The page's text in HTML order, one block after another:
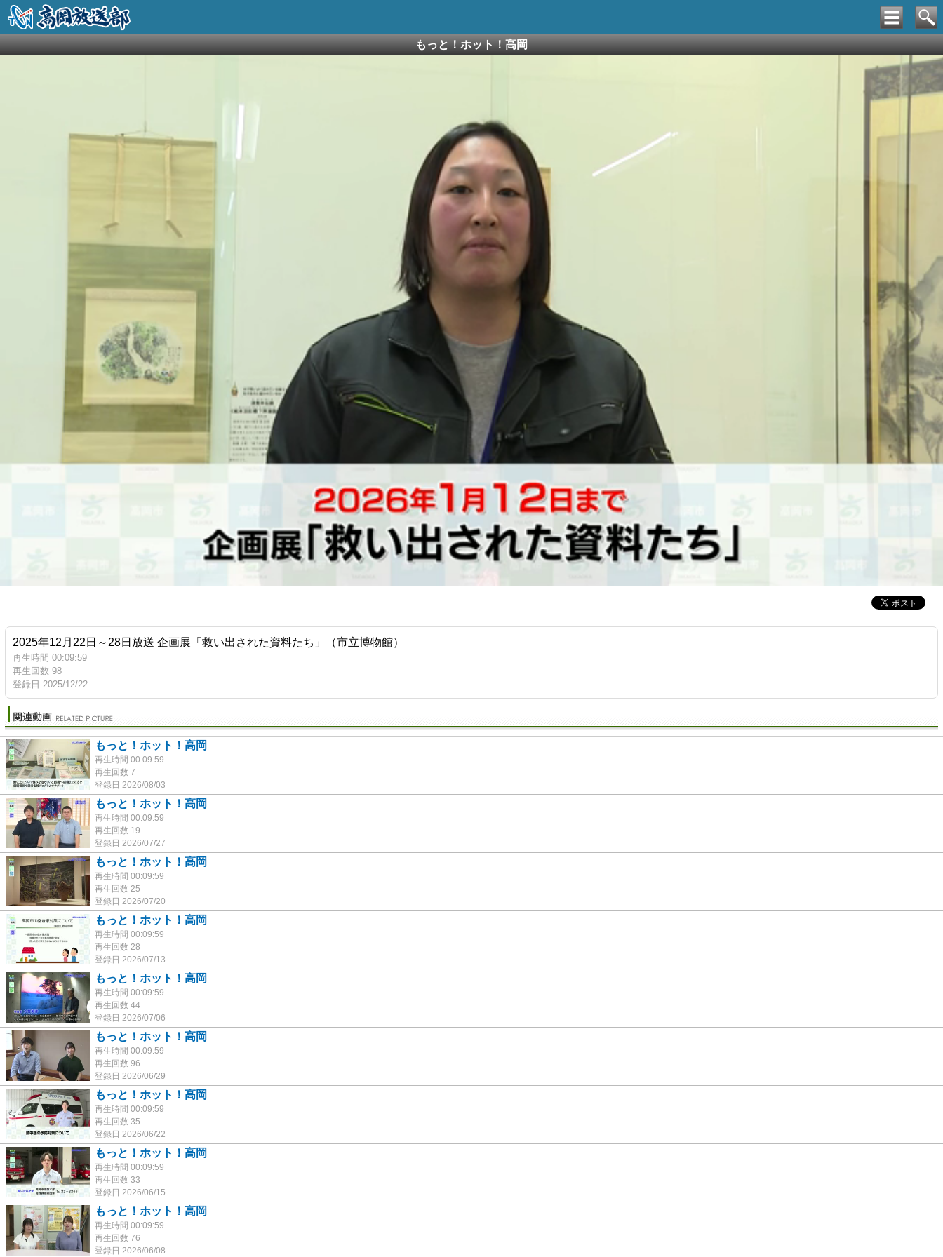
もっと！ホット！高岡
2025年12月22日～28日放送 企画展「救い出された資料たち」（市立博物館）
再生時間 00:09:59
再生回数 98
登録日 2025/12/22
もっと！ホット！高岡
再生時間 00:09:59
再生回数 7
登録日 2026/08/03
もっと！ホット！高岡
再生時間 00:09:59
再生回数 19
登録日 2026/07/27
もっと！ホット！高岡
再生時間 00:09:59
再生回数 25
登録日 2026/07/20
もっと！ホット！高岡
再生時間 00:09:59
再生回数 28
登録日 2026/07/13
もっと！ホット！高岡
再生時間 00:09:59
再生回数 44
登録日 2026/07/06
もっと！ホット！高岡
再生時間 00:09:59
再生回数 96
登録日 2026/06/29
もっと！ホット！高岡
再生時間 00:09:59
再生回数 35
登録日 2026/06/22
もっと！ホット！高岡
再生時間 00:09:59
再生回数 33
登録日 2026/06/15
もっと！ホット！高岡
再生時間 00:09:59
再生回数 76
登録日 2026/06/08